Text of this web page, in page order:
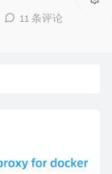
11 条评论